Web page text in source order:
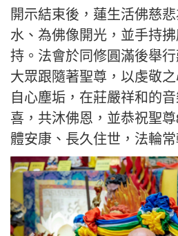
開示結束後，蓮生活佛慈
水、為佛像開光，並手持
持。法會於同修圓滿後舉行
大眾跟隨著聖尊，以虔敬
自心塵垢，在莊嚴祥和的
喜，共沐佛恩，並恭祝聖
體安康、長久住世，法輪常